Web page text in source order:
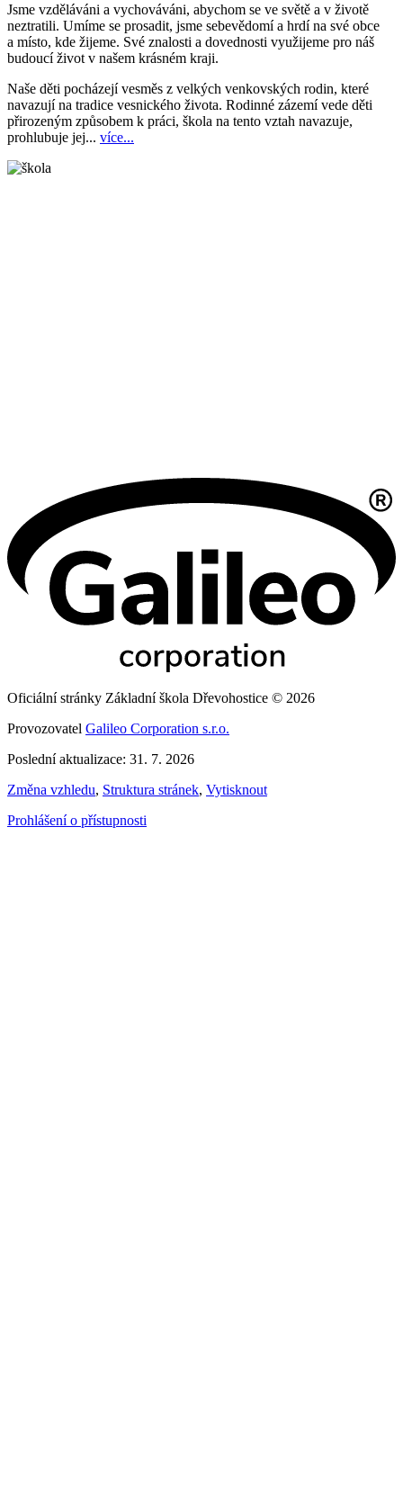
Jsme vzděláváni a vychováváni, abychom se ve světě a v životě
neztratili. Umíme se prosadit, jsme sebevědomí a hrdí na své obce
a místo, kde žijeme. Své znalosti a dovednosti využijeme pro náš
budoucí život v našem krásném kraji.
Naše děti pocházejí vesměs z velkých venkovských rodin, které
navazují na tradice vesnického života. Rodinné zázemí vede děti
přirozeným způsobem k práci, škola na tento vztah navazuje,
prohlubuje jej... více...
Oficiální stránky Základní škola Dřevohostice © 2026
Provozovatel Galileo Corporation s.r.o.
Poslední aktualizace: 31. 7. 2026
Změna vzhledu, Struktura stránek, Vytisknout
Prohlášení o přístupnosti